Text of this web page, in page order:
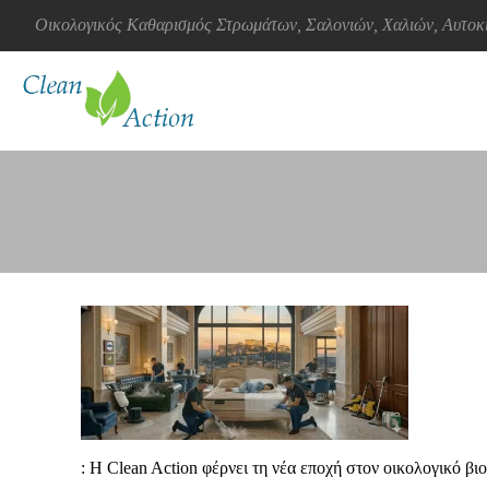
Οικολογικός Καθαρισμός Στρωμάτων, Σαλονιών, Χαλιών,
: Η Clean Action φέρνει τη νέα εποχή στον οικολογικό